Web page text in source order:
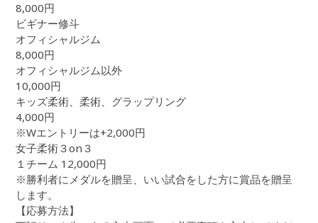
8,000円
ビギナー修斗
オフィシャルジム
8,000円
オフィシャルジム以外
10,000円
キッズ柔術、柔術、グラップリング
4,000円
※Wエントリーは+2,000円
女子柔術３on３
１チーム 12,000円
※勝利者にメダルを贈呈、いい試合をした方に賞品を贈呈
します。
【応募方法】